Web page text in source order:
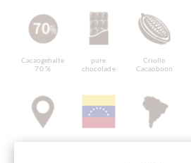
Cacaogehalte
70 %
pure
chocolade
Criollo
Cacaoboon